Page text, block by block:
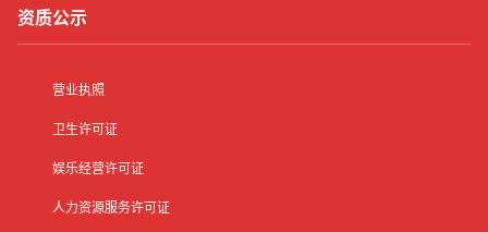
资质公示
营业执照
卫生许可证
娱乐经营许可证
人力资源服务许可证